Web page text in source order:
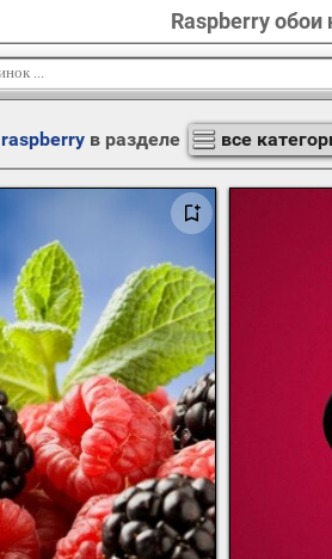
Raspberry обои
raspberryв разделе все